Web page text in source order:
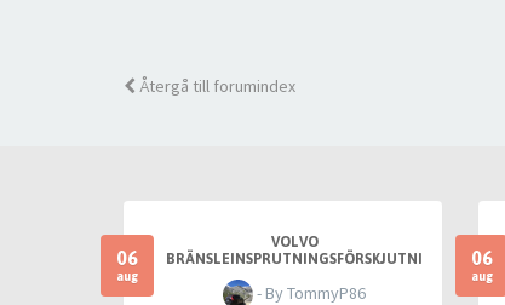
Återgå till forumindex
06
aug
VOLVO
BRÄNSLEINSPRUTNINGSFÖRSKJUTNI
NG INLÄRNING VID MAXGRÄNS
- By TommyP86
06
aug